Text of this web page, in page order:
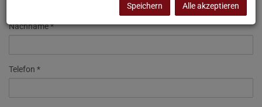
Nachname
Telefon
Speichern Alle akzeptieren